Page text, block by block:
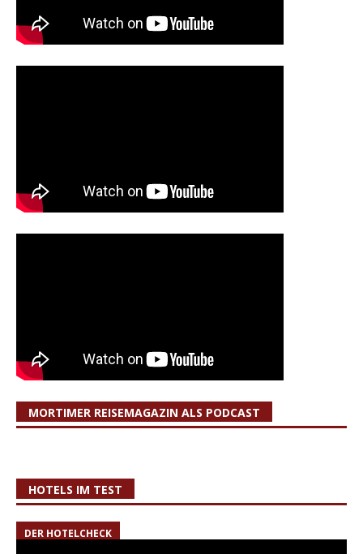
MORTIMER REISEMAGAZIN ALS PODCAST
HOTELS IM TEST
DER HOTELCHECK